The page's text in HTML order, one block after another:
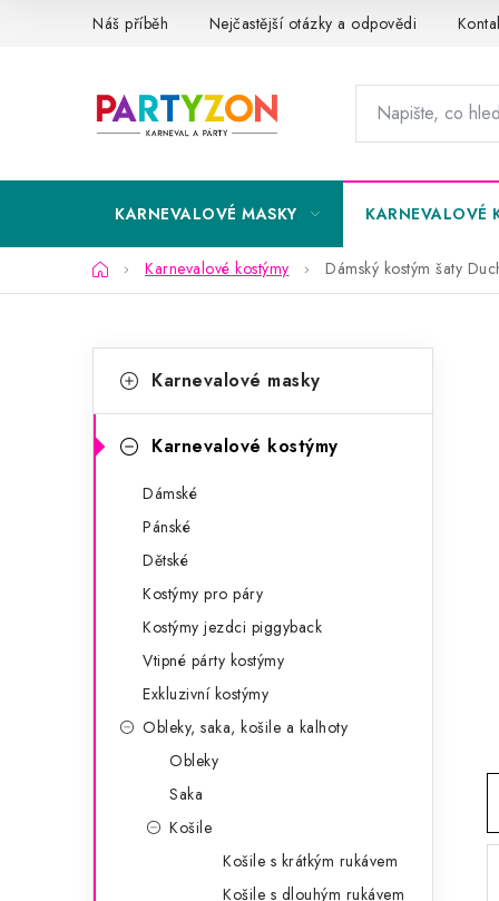
Náš příběh Nejčastější otázky a odpovědi
KARNEVALOVÉ MASKY KARNEVALOVÉ
DomůKarnevalové kostýmy Dámský kostým šaty
o
s
kategorie
a
t
Karnevalové masky
Karnevalové kostýmy
Dámské
Pánské
Dětské
Kostýmy pro páry
Kostýmy jezdci piggyback
Vtipné párty kostýmy
Exkluzivní kostýmy
Obleky, saka, košile a kalhoty
Obleky
Saka
Košile
Košile s krátkým rukávem
Košile s dlouhým rukávem